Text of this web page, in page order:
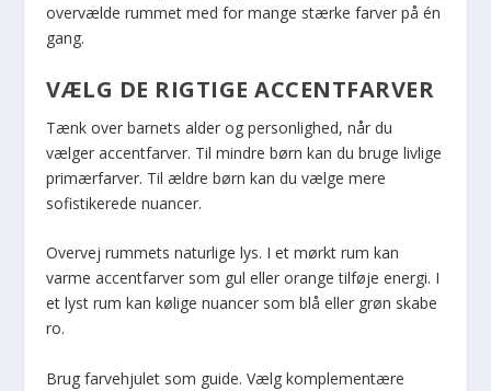
overvælde rummet med for mange stærke farver på én
gang.
VÆLG DE RIGTIGE ACCENTFARVER
Tænk over barnets alder og personlighed, når du
vælger accentfarver. Til mindre børn kan du bruge livlige
primærfarver. Til ældre børn kan du vælge mere
sofistikerede nuancer.
Overvej rummets naturlige lys. I et mørkt rum kan
varme accentfarver som gul eller orange tilføje energi. I
et lyst rum kan kølige nuancer som blå eller grøn skabe
ro.
Brug farvehjulet som guide. Vælg komplementære